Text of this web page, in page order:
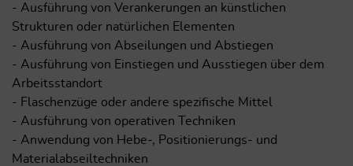
- Ausführung von Verankerungen an künstlichen
Strukturen oder natürlichen Elementen
- Ausführung von Abseilungen und Abstiegen
- Ausführung von Einstiegen und Ausstiegen über dem
Arbeitsstandort
- Flaschenzüge oder andere spezifische Mittel
- Ausführung von operativen Techniken
- Anwendung von Hebe-, Positionierungs- und
Materialabseiltechniken